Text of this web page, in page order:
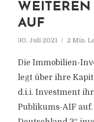
AUF
30. Juli 2021 2 Min.
Die Immobilien-
legt über ihre
d.i.i. Investment
Publikums-AIF